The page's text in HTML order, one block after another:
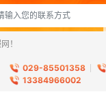
！
029-85501358
13384966002